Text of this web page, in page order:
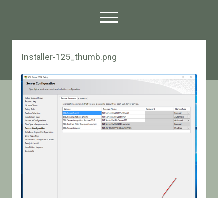
open
menu
twitterfacebook
email-form
Installer-125_thumb.png